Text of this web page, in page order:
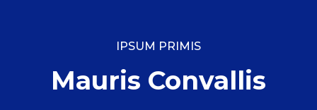
IPSUM PRIMIS
Mauris Convallis